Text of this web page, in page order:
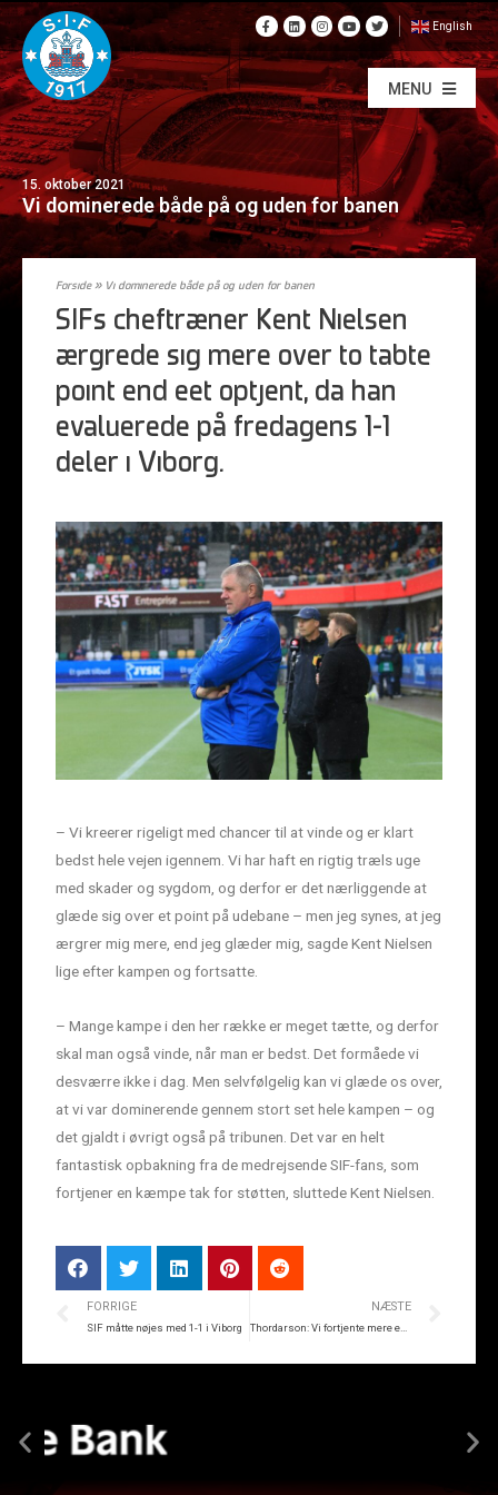
English
MENU
15. oktober 2021
Vi dominerede både på og uden for banen
Forside» Vi dominerede både på og uden for banen
SIFs cheftræner Kent Nielsen
ærgrede sig mere over to tabte
point end eet optjent, da han
evaluerede på fredagens 1-1
deler i Viborg.
– Vi kreerer rigeligt med chancer til at vinde og er klart
bedst hele vejen igennem. Vi har haft en rigtig træls uge
med skader og sygdom, og derfor er det nærliggende at
glæde sig over et point på udebane – men jeg synes, at jeg
ærgrer mig mere, end jeg glæder mig, sagde Kent Nielsen
lige efter kampen og fortsatte.
– Mange kampe i den her række er meget tætte, og derfor
skal man også vinde, når man er bedst. Det formåede vi
desværre ikke i dag. Men selvfølgelig kan vi glæde os over,
at vi var dominerende gennem stort set hele kampen – og
det gjaldt i øvrigt også på tribunen. Det var en helt
fantastisk opbakning fra de medrejsende SIF-fans, som
fortjener en kæmpe tak for støtten, sluttede Kent Nielsen.
FORRIGE
SIF måtte nøjes med 1-1 i Viborg
NÆSTE
Thordarson: Vi fortjente mere end det ene point